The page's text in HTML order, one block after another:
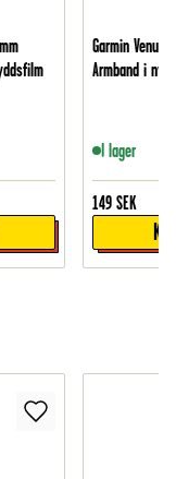
Garmin Venu 4
Armband i
I lager
149 SEK